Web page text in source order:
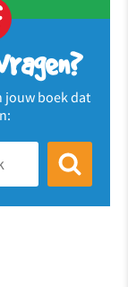
jouw boek dat